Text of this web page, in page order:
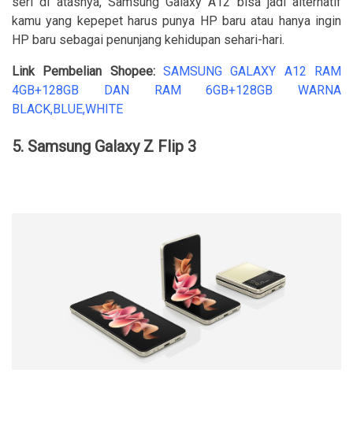
kamu yang kepepet harus punya HP baru atau hanya ingin
HP baru sebagai penunjang kehidupan sehari-hari.
Link Pembelian Shopee: SAMSUNG GALAXY A12 RAM
4GB+128GB DAN RAM 6GB+128GB WARNA
BLACK,BLUE,WHITE
5. Samsung Galaxy Z Flip 3